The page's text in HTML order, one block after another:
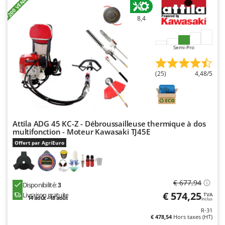
Master
Mastercook
Masterpro
McCulloch
MCH
Michelin
Mille
Mockmill
More than chef
MOSA
MOVA
Mowox
MTD
8,4
Semi-Pro
(25) 4,48/5
Attila ADG 45 KC-Z - Débroussailleuse thermique à dos
multifonction - Moteur Kawasaki TJ45E
Offert par AgriEuro
Disponibilité:3
Livraison gratuite
14 août - 18 août
€ 677,94
€ 574,25 TVA
Inclus
R-31
€ 478,54Hors taxes (HT)